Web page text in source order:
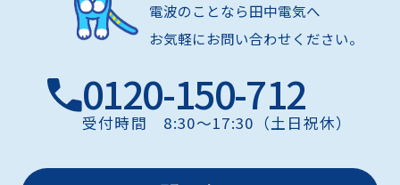
電波のことなら田中電気へ
お気軽にお問い合わせください。
0120-150-712
受付時間 8:30〜17:30（土日祝休）